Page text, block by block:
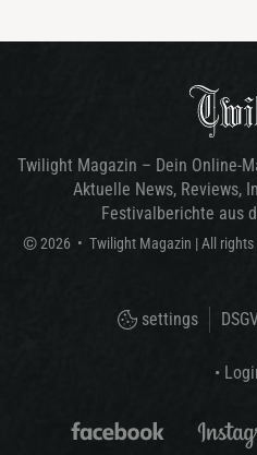
Twilight Magazin – Dein Online-
Aktuelle News, Reviews,
Festivalberichte aus
© 2026 • Twilight Magazin | All rights
settings
•